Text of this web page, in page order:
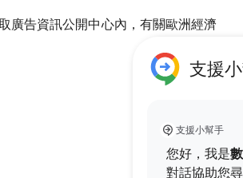
廣告資訊公開中心內，有關歐洲經濟
支援
支援小幫手
您好，我是
對話協助您